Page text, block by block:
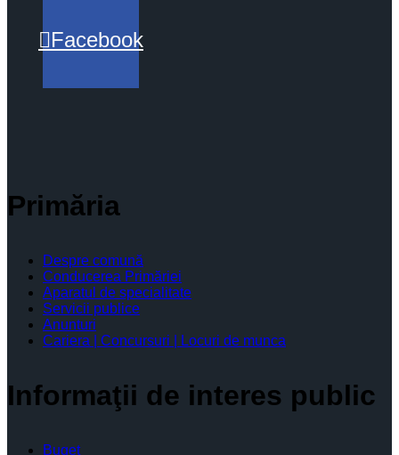
Facebook
Primăria
Despre comună
Conducerea Primăriei
Aparatul de specialitate
Servicii publice
Anunturi
Cariera | Concursuri | Locuri de munca
Informaţii de interes public
Buget